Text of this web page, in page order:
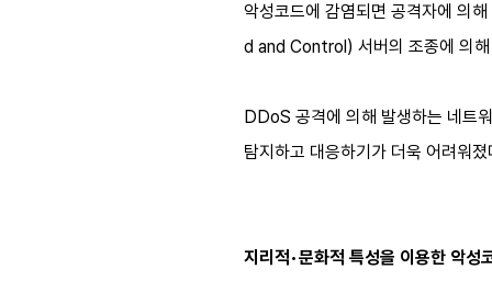
악성코드에 감염되면 공격자에 의
d and Control) 서버의 조종에 의
DDoS 공격에 의해 발생하는 네트
탐지하고 대응하기가 더욱 어려워졌
지리적•문화적 특성을 이용한 악성